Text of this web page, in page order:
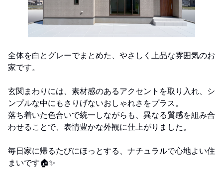
全体を白とグレーでまとめた、やさしく上品な雰囲気のお
家です。
玄関まわりには、素材感のあるアクセントを取り入れ、シ
ンプルな中にもさりげないおしゃれさをプラス。
落ち着いた色合いで統一しながらも、異なる質感を組み合
わせることで、表情豊かな外観に仕上がりました。
毎日家に帰るたびにほっとする、ナチュラルで心地よい住
まいです🏠✨